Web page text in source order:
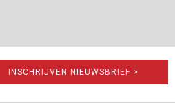
INSCHRIJVEN NIEUWSBRIEF >